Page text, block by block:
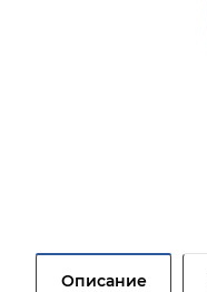
Описание